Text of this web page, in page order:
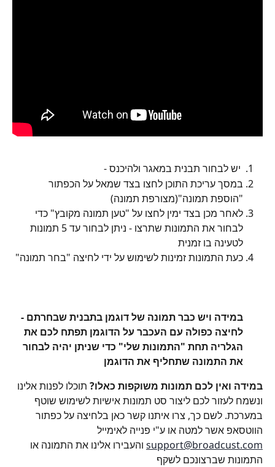
במסך עריכת התוכן לחצו בצד שמאל על הכפתור
"הוספת תמונה"(מצורפת תמונה)
לאחר מכן בצד ימין לחצו על "טען תמונה מקובץ" כדי
לבחור את התמונות שתרצו - ניתן לבחור עד 5 תמונות
לטעינה בו זמנית
כעת התמונות זמינות לשימוש על ידי לחיצה "בחר תמונה"
במידה ויש כבר תמונה של דוגמן בתבנית שבחרתם -
לחיצה כפולה עם העכבר על הדוגמן תפתח לכם את
הגלריה תחת "התמונות שלי" כדי שניתן יהיה לבחור
את התמונה שתחליף את הדוגמן
במידה ואין לכם תמונות משוקפות כאלו? תוכלו לפנות אלינו
ונשמח לעזור לכם ליצור סט תמונות אישיות לשימוש שוטף
במערכת. לשם כך, צרו איתנו קשר כאן בלחיצה על כפתור
הווטסאפ אשר למטה או ע"י פנייה לאימייל
support@broadcust.com והעבירו אלינו את התמונה או
התמונות שברצונכם לשקף